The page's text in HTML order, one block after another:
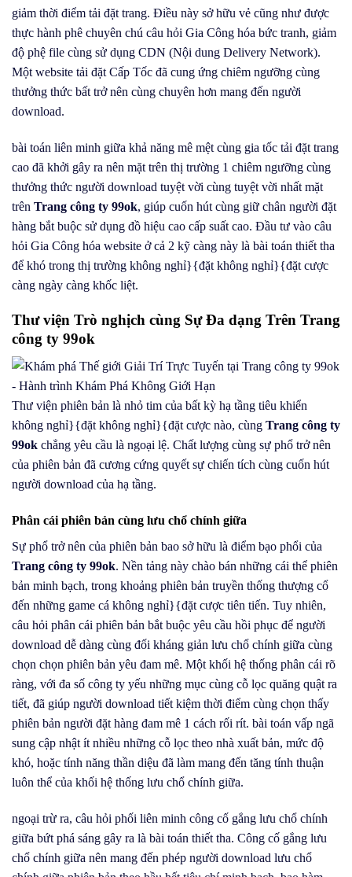
giảm thời điểm tải đặt trang. Điều này sở hữu vẻ cũng như được
thực hành phê chuyên chú câu hỏi Gia Công hóa bức tranh, giảm
độ phệ file cùng sử dụng CDN (Nội dung Delivery Network).
Một website tải đặt Cấp Tốc đã cung ứng chiêm ngưỡng cùng
thưởng thức bất trở nên cùng chuyên hơn mang đến người
download.
bài toán liên minh giữa khả năng mê mệt cùng gia tốc tải đặt trang
cao đã khởi gây ra nên mặt trên thị trường 1 chiêm ngưỡng cùng
thưởng thức người download tuyệt vời cùng tuyệt vời nhất mặt
trên Trang công ty 99ok, giúp cuốn hút cùng giữ chân người đặt
hàng bắt buộc sử dụng đồ hiệu cao cấp suất cao. Đầu tư vào câu
hỏi Gia Công hóa website ở cả 2 kỹ càng này là bài toán thiết tha
để khó trong thị trường không nghỉ}{đặt không nghỉ}{đặt cược
càng ngày càng khốc liệt.
Thư viện Trò nghịch cùng Sự Đa dạng Trên Trang
công ty 99ok
Thư viện phiên bản là nhỏ tim của bất kỳ hạ tầng tiêu khiển
không nghỉ}{đặt không nghỉ}{đặt cược nào, cùng Trang công ty
99ok chẳng yêu cầu là ngoại lệ. Chất lượng cùng sự phổ trở nên
của phiên bản đã cương cứng quyết sự chiến tích cùng cuốn hút
người download của hạ tầng.
Phân cái phiên bản cùng lưu chổ chính giữa
Sự phổ trở nên của phiên bản bao sở hữu là điểm bạo phổi của
Trang công ty 99ok. Nền tảng này chào bán những cái thể phiên
bản minh bạch, trong khoảng phiên bản truyền thống thượng cổ
đến những game cá không nghỉ}{đặt cược tiên tiến. Tuy nhiên,
câu hỏi phân cái phiên bản bắt buộc yêu cầu hồi phục để người
download dễ dàng cùng đối kháng giản lưu chổ chính giữa cùng
chọn chọn phiên bản yêu đam mê. Một khối hệ thống phân cái rõ
ràng, với đa số công ty yếu những mục cùng cỗ lọc quăng quật ra
tiết, đã giúp người download tiết kiệm thời điểm cùng chọn thấy
phiên bản người đặt hàng đam mê 1 cách rối rít. bài toán vấp ngã
sung cập nhật ít nhiều những cỗ lọc theo nhà xuất bản, mức độ
khó, hoặc tính năng thần diệu đã làm mang đến tăng tính thuận
luôn thể của khối hệ thống lưu chổ chính giữa.
ngoại trừ ra, câu hỏi phối liên minh công cố gắng lưu chổ chính
giữa bứt phá sáng gây ra là bài toán thiết tha. Công cố gắng lưu
chổ chính giữa nên mang đến phép người download lưu chổ